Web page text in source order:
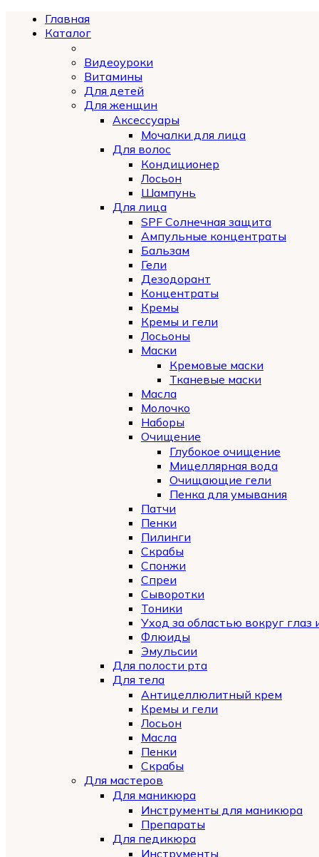
Главная
Каталог
Видеоуроки
Витамины
Для детей
Для женщин
Аксессуары
Мочалки для лица
Для волос
Кондиционер
Лосьон
Шампунь
Для лица
SPF Солнечная защита
Ампульные концентраты
Бальзам
Гели
Дезодорант
Концентраты
Кремы
Кремы и гели
Лосьоны
Маски
Кремовые маски
Тканевые маски
Масла
Молочко
Наборы
Очищение
Глубокое очищение
Мицеллярная вода
Очищающие гели
Пенка для умывания
Патчи
Пенки
Пилинги
Скрабы
Спонжи
Спреи
Сыворотки
Тоники
Уход за областью вокруг глаз
Флюиды
Эмульсии
Для полости рта
Для тела
Антицеллюлитный крем
Кремы и гели
Лосьон
Масла
Пенки
Скрабы
Для мастеров
Для маникюра
Инструменты для маникюра
Препараты
Для педикюра
Инструменты